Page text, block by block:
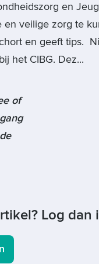
en
veilige zorg te
en geeft tips.
het CIBG. Dez...
of
Log dan